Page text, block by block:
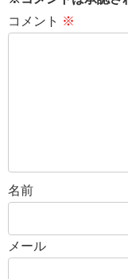
コメント ※
名前
メール